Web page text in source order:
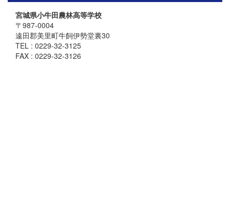
宮城県小牛田農林高等学校
〒987-0004
遠田郡美里町牛飼伊勢堂裏30
TEL : 0229-32-3125
FAX : 0229-32-3126